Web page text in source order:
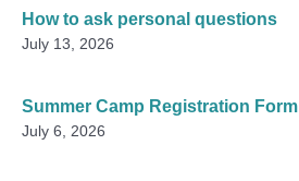
How to ask personal questions
July 13, 2026
Summer Camp Registration Form
July 6, 2026